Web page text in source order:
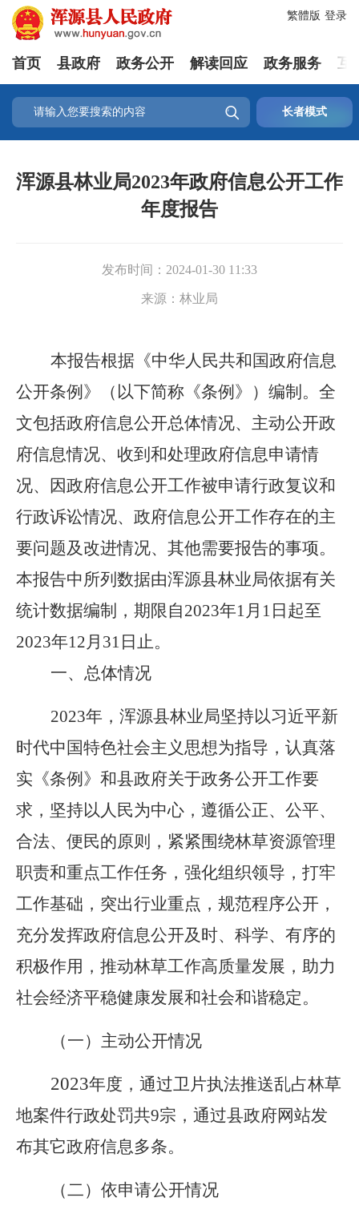
登录
繁體版
首页 县政府 政务公开 解读回应 政务服务 互
 长者模式
浑源县林业局2023年政府信息公开工作
年度报告
发布时间： 2024-01-30 11:33
来源： 林业局
本报告根据《中华人民共和国政府信息
公开条例》（以下简称《条例》）编制。全
文包括政府信息公开总体情况、主动公开政
府信息情况、收到和处理政府信息申请情
况、因政府信息公开工作被申请行政复议和
行政诉讼情况、政府信息公开工作存在的主
要问题及改进情况、其他需要报告的事项。
本报告中所列数据由浑源县林业局依据有关
统计数据编制，期限自2023年1月1日起至
2023年12月31日止。
一、总体情况
2023年，浑源县林业局坚持以习近平新
时代中国特色社会主义思想为指导，认真落
实《条例》和县政府关于政务公开工作要
求，坚持以人民为中心，遵循公正、公平、
合法、便民的原则，紧紧围绕林草资源管理
职责和重点工作任务，强化组织领导，打牢
工作基础，突出行业重点，规范程序公开，
充分发挥政府信息公开及时、科学、有序的
积极作用，推动林草工作高质量发展，助力
社会经济平稳健康发展和社会和谐稳定。
（一）主动公开情况
2023年度，通过卫片执法推送乱占林草
地案件行政处罚共9宗，通过县政府网站发
布其它政府信息多条。
（二）依申请公开情况